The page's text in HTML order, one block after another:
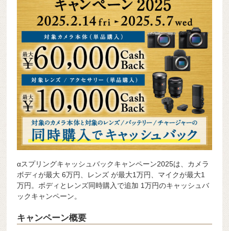
αスプリングキャッシュバックキャンペーン2025は、カメラ
ボディが最大 6万円、レンズ が最大1万円、マイクが最大1
万円。ボディとレンズ同時購入で追加 1万円のキャッシュバ
ックキャンペーン。
キャンペーン概要